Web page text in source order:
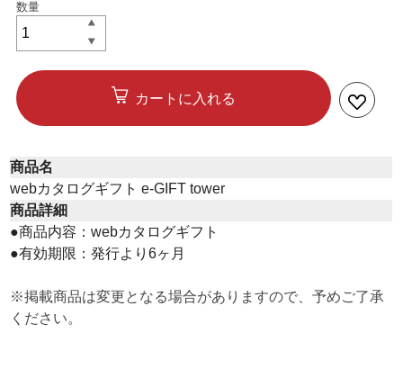
カートに入れる
商品名
webカタログギフト e-GIFT tower
商品詳細
●商品内容：webカタログギフト
●有効期限：発行より6ヶ月
※掲載商品は変更となる場合がありますので、予めご了承
ください。